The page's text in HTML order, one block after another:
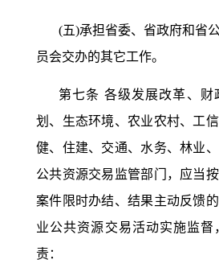
(五)承担省委、省政府和省
员会交办的其它工作。
第七条 各级发展改革、财
划、生态环境、农业农村、工
健、住建、交通、水务、林业
公共资源交易监管部门，应当
案件限时办结、结果主动反馈
业公共资源交易活动实施监督
责：